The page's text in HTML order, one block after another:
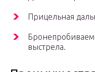
Прицельная
выстрела.